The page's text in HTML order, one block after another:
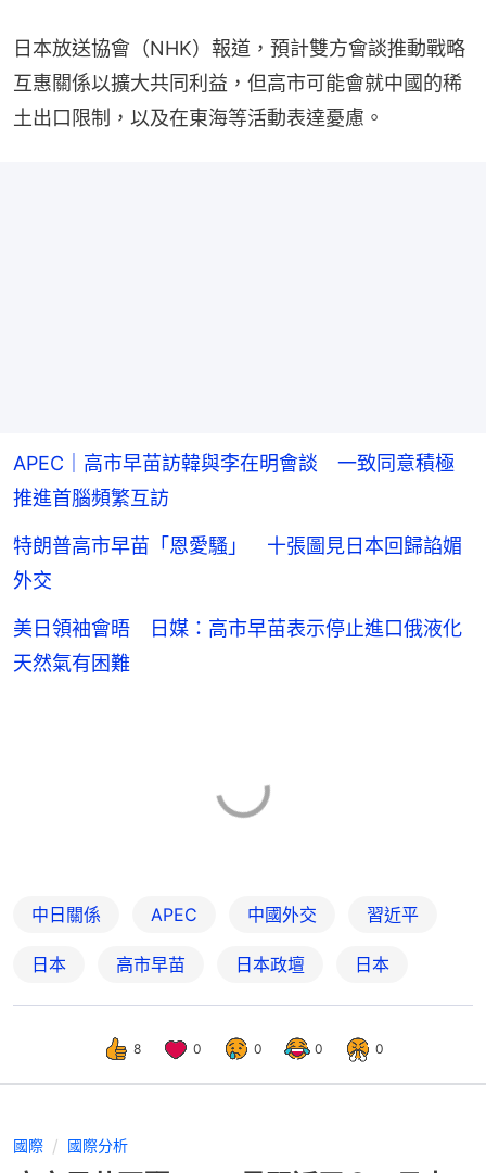
日本放送協會（NHK）報道，預計雙方會談推動戰略
互惠關係以擴大共同利益，但高市可能會就中國的稀
土出口限制，以及在東海等活動表達憂慮。
APEC｜高市早苗訪韓與李在明會談 一致同意積極
推進首腦頻繁互訪
特朗普高市早苗「恩愛騷」 十張圖見日本回歸諂媚
外交
美日領袖會晤 日媒：高市早苗表示停止進口俄液化
天然氣有困難
中日關係 APEC 中國外交 習近平
日本 高市早苗 日本政壇 日本
8 0 0 0 0
國際 國際分析